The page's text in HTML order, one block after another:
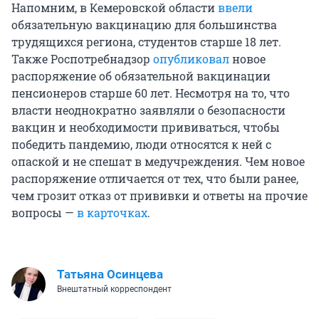
Напомним, в Кемеровской областиввели
обязательную вакцинацию для большинства
трудящихся региона, студентов старше 18 лет.
Также Роспотребнадзор опубликовалновое
распоряжение об обязательной вакцинации
пенсионеров старше 60 лет. Несмотря на то, что
власти неоднократно заявляли о безопасности
вакцин и необходимости прививаться, чтобы
победить пандемию, люди относятся к ней с
опаской и не спешат в медучреждения. Чем новое
распоряжение отличается от тех, что были ранее,
чем грозит отказ от прививки и ответы на прочие
вопросы — в карточках.
Татьяна Осинцева
Внештатный корреспондент